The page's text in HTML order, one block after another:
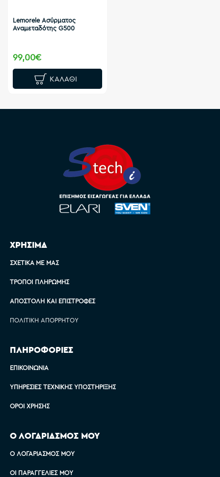
Lemorele Ασύρματος
Αναμεταδότης G500
99,00€
ΚΑΛΆΘΙ
ΧΡΗΣΙΜΑ
ΣΧΕΤΙΚΆ ΜΕ ΜΑΣ
ΤΡΌΠΟΙ ΠΛΗΡΩΜΉΣ
ΑΠΟΣΤΟΛΉ ΚΑΙ ΕΠΙΣΤΡΟΦΈΣ
ΠΟΛΙΤΙΚΉ ΑΠΟΡΡΉΤΟΥ
ΠΛΗΡΟΦΟΡΙΕΣ
ΕΠΙΚΟΙΝΩΝΊΑ
ΥΠΗΡΕΣΊΕΣ ΤΕΧΝΙΚΉΣ ΥΠΟΣΤΉΡΙΞΗΣ
ΌΡΟΙ ΧΡΉΣΗΣ
Ο ΛΟΓΑΡΙΑΣΜΟΣ ΜΟΥ
Ο ΛΟΓΑΡΙΑΣΜΌΣ ΜΟΥ
ΟΙ ΠΑΡΑΓΓΕΛΊΕΣ ΜΟΥ